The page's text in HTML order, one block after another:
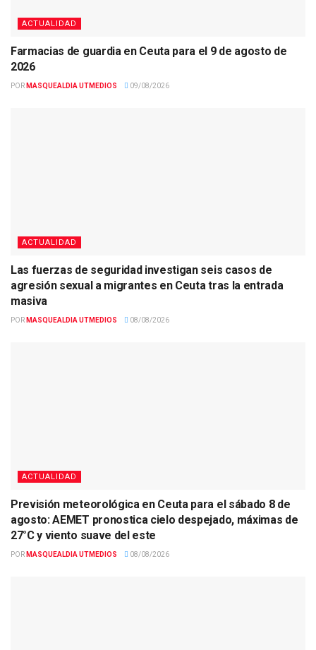
ACTUALIDAD
Farmacias de guardia en Ceuta para el 9 de agosto de
2026
POR MASQUEALDIA UTMEDIOS 09/08/2026
ACTUALIDAD
Las fuerzas de seguridad investigan seis casos de
agresión sexual a migrantes en Ceuta tras la entrada
masiva
POR MASQUEALDIA UTMEDIOS 08/08/2026
ACTUALIDAD
Previsión meteorológica en Ceuta para el sábado 8 de
agosto: AEMET pronostica cielo despejado, máximas de
27°C y viento suave del este
POR MASQUEALDIA UTMEDIOS 08/08/2026